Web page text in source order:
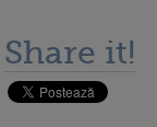
Share it!